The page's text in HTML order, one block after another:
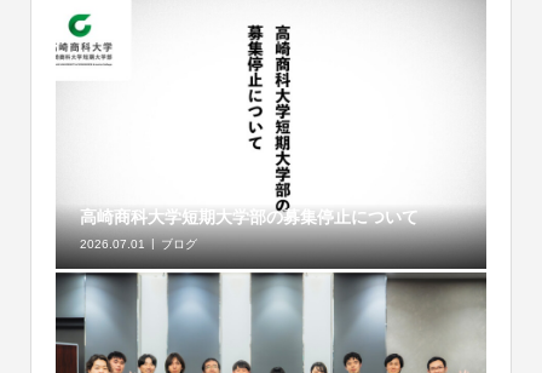
高崎商科大学短期大学部の募集停止について
2026.07.01 ブログ